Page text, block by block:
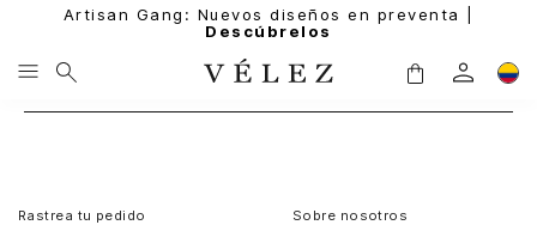
Artisan Gang: Nuevos diseños en preventa |
Descúbrelos
Rastrea tu pedido
Sobre nosotros